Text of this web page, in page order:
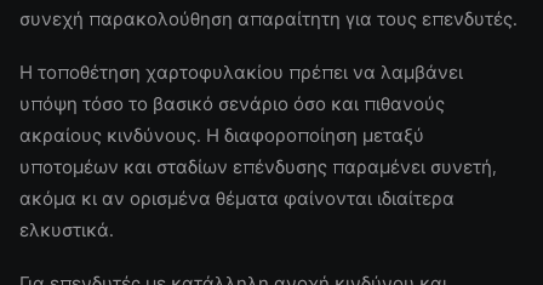
συνεχή παρακολούθηση απαραίτητη για τους επενδυτές.
Η τοποθέτηση χαρτοφυλακίου πρέπει να λαμβάνει
υπόψη τόσο το βασικό σενάριο όσο και πιθανούς
ακραίους κινδύνους. Η διαφοροποίηση μεταξύ
υποτομέων και σταδίων επένδυσης παραμένει συνετή,
ακόμα κι αν ορισμένα θέματα φαίνονται ιδιαίτερα
ελκυστικά.